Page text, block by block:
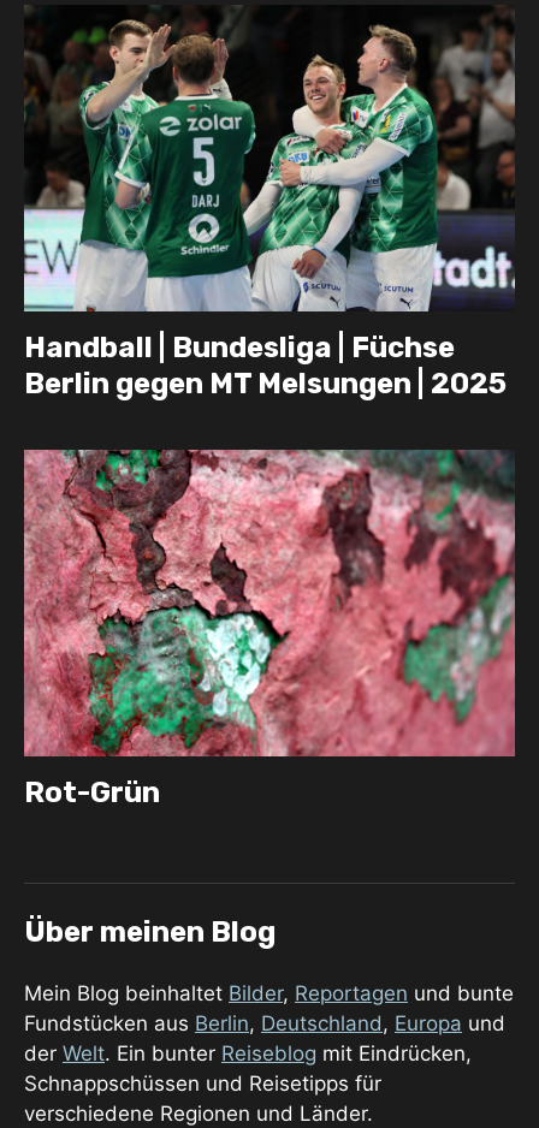
Handball | Bundesliga | Füchse
Berlin gegen MT Melsungen | 2025
Rot-Grün
Über meinen Blog
Mein Blog beinhaltet Bilder, Reportagen und bunte
Fundstücken aus Berlin, Deutschland, Europa und
der Welt. Ein bunter Reiseblog mit Eindrücken,
Schnappschüssen und Reisetipps für
verschiedene Regionen und Länder.